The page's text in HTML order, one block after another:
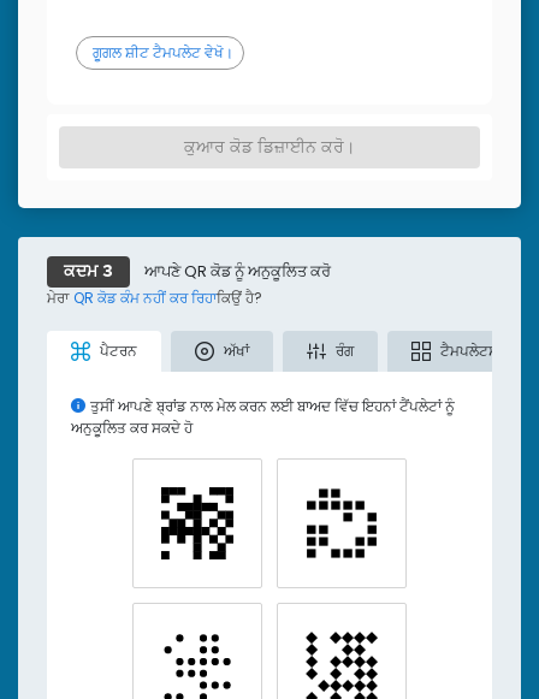
ਗੂਗਲ ਸ਼ੀਟ ਟੈਮਪਲੇਟ ਵੇਖੋ।
ਕੁਆਰ ਕੋਡ ਡਿਜ਼ਾਈਨ ਕਰੋ।
ਕਦਮ 3 ਆਪਣੇ QR ਕੋਡ ਨੂੰ ਅਨੁਕੂਲਿਤ ਕਰੋ
ਮੇਰਾ QR ਕੋਡ ਕੰਮ ਨਹੀਂ ਕਰ ਰਿਹਾਕਿਉਂ ਹੈ?
ਪੈਟਰਨ ਅੱਖਾਂ ਰੰਗ ਟੈਮਪਲੇਟਸ
ਤੁਸੀਂ ਆਪਣੇ ਬ੍ਰਾਂਡ ਨਾਲ ਮੇਲ ਕਰਨ ਲਈ ਬਾਅਦ ਵਿੱਚ ਇਹਨਾਂ ਟੈਂਪਲੇਟਾਂ ਨੂੰ
ਅਨੁਕੂਲਿਤ ਕਰ ਸਕਦੇ ਹੋ